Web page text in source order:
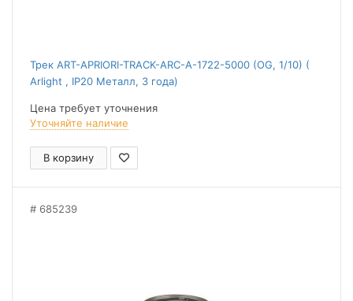
Трек ART-APRIORI-TRACK-ARC-A-1722-5000 (OG, 1/10) (
Arlight , IP20 Металл, 3 года)
Цена требует уточнения
Уточняйте наличие
В корзину
685239